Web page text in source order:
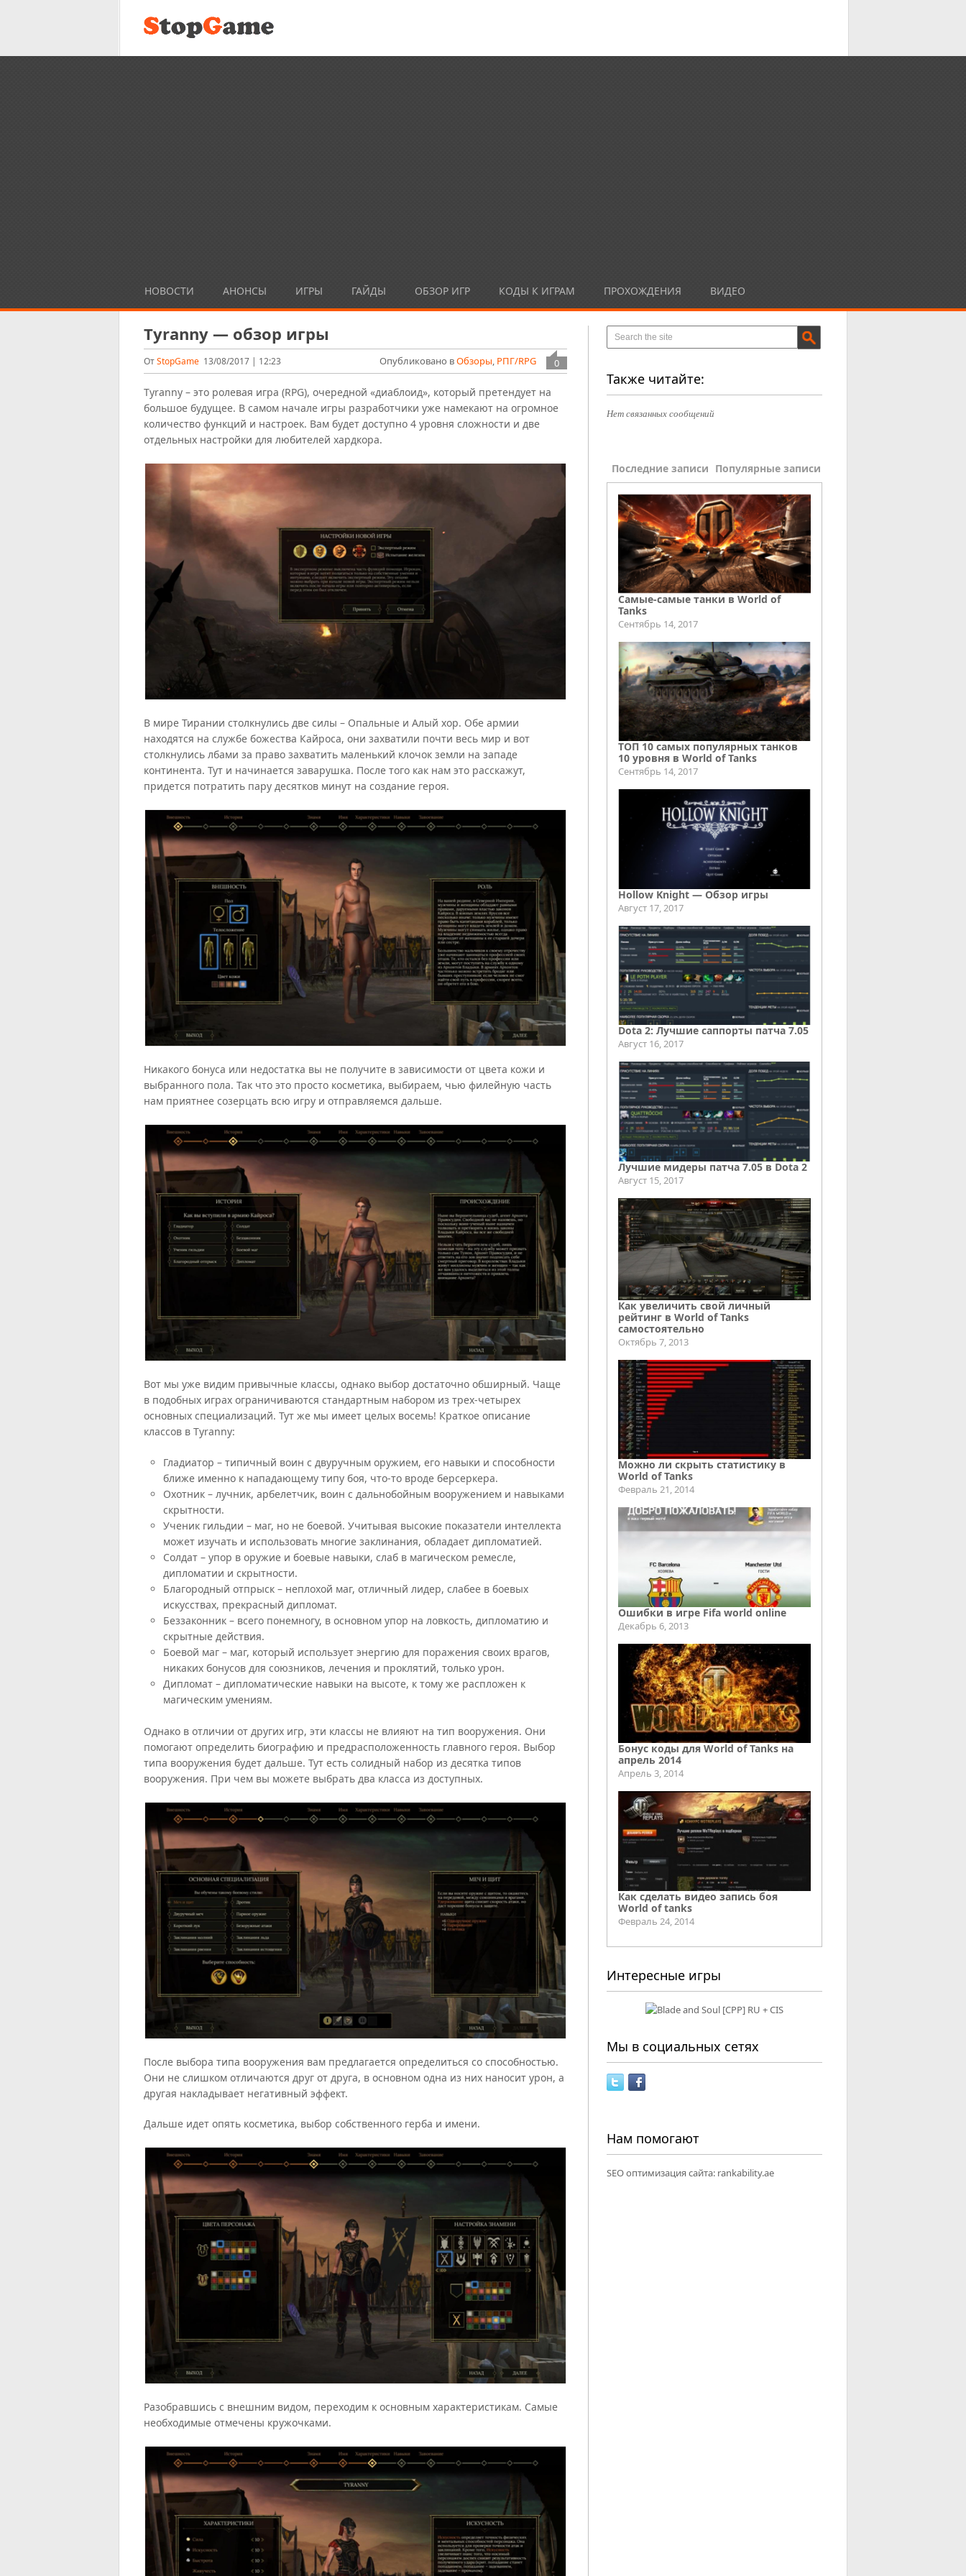
НОВОСТИ АНОНСЫ ИГРЫ ГАЙДЫ ОБЗОР ИГР КОДЫ К ИГРАМ ПРОХОЖДЕНИЯ ВИДЕО
Tyranny — обзор игры
ОтStopGame 13/08/2017 | 12:23 0
Опубликовано вОбзоры, РПГ/RPG
Tyranny – это ролевая игра (RPG), очередной «диаблоид», который претендует на
большое будущее. В самом начале игры разработчики уже намекают на огромное
количество функций и настроек. Вам будет доступно 4 уровня сложности и две
отдельных настройки для любителей хардкора.
В мире Тирании столкнулись две силы – Опальные и Алый хор. Обе армии
находятся на службе божества Кайроса, они захватили почти весь мир и вот
столкнулись лбами за право захватить маленький клочок земли на западе
континента. Тут и начинается заварушка. После того как нам это расскажут,
придется потратить пару десятков минут на создание героя.
Никакого бонуса или недостатка вы не получите в зависимости от цвета кожи и
выбранного пола. Так что это просто косметика, выбираем, чью филейную часть
нам приятнее созерцать всю игру и отправляемся дальше.
Вот мы уже видим привычные классы, однако выбор достаточно обширный. Чаще
в подобных играх ограничиваются стандартным набором из трех-четырех
основных специализаций. Тут же мы имеет целых восемь! Краткое описание
классов в Tyranny:
Гладиатор – типичный воин с двуручным оружием, его навыки и способности
ближе именно к нападающему типу боя, что-то вроде берсеркера.
Охотник – лучник, арбелетчик, воин с дальнобойным вооружением и навыками
скрытности.
Ученик гильдии – маг, но не боевой. Учитывая высокие показатели интеллекта
может изучать и использовать многие заклинания, обладает дипломатией.
Солдат – упор в оружие и боевые навыки, слаб в магическом ремесле,
дипломатии и скрытности.
Благородный отпрыск – неплохой маг, отличный лидер, слабее в боевых
искусствах, прекрасный дипломат.
Беззаконник – всего понемногу, в основном упор на ловкость, дипломатию и
скрытные действия.
Боевой маг – маг, который использует энергию для поражения своих врагов,
никаких бонусов для союзников, лечения и проклятий, только урон.
Дипломат – дипломатические навыки на высоте, к тому же распложен к
магическим умениям.
Однако в отличии от других игр, эти классы не влияют на тип вооружения. Они
помогают определить биографию и предрасположенность главного героя. Выбор
типа вооружения будет дальше. Тут есть солидный набор из десятка типов
вооружения. При чем вы можете выбрать два класса из доступных.
После выбора типа вооружения вам предлагается определиться со способностью.
Они не слишком отличаются друг от друга, в основном одна из них наносит урон, а
другая накладывает негативный эффект.
Дальше идет опять косметика, выбор собственного герба и имени.
Разобравшись с внешним видом, переходим к основным характеристикам. Самые
необходимые отмечены кружочками.
Также читайте:
Нет связанных сообщений
Последние записи Популярные записи
Самые-самые танки в World of
Tanks
Сентябрь 14, 2017
ТОП 10 самых популярных танков
10 уровня в World of Tanks
Сентябрь 14, 2017
Hollow Knight — Обзор игры
Август 17, 2017
Dota 2: Лучшие саппорты патча 7.05
Август 16, 2017
Лучшие мидеры патча 7.05 в Dota 2
Август 15, 2017
Как увеличить свой личный
рейтинг в World of Tanks
самостоятельно
Октябрь 7, 2013
Можно ли скрыть статистику в
World of Tanks
Февраль 21, 2014
Ошибки в игре Fifa world online
Декабрь 6, 2013
Бонус коды для World of Tanks на
апрель 2014
Апрель 3, 2014
Как сделать видео запись боя
World of tanks
Февраль 24, 2014
Интересные игры
Мы в социальных сетях
Нам помогают
SEO оптимизация сайта: rankability.ae